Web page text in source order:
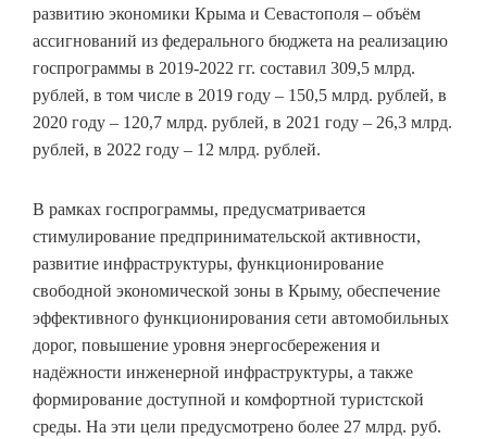
развитию экономики Крыма и Севастополя – объём
ассигнований из федерального бюджета на реализацию
госпрограммы в 2019-2022 гг. составил 309,5 млрд.
рублей, в том числе в 2019 году – 150,5 млрд. рублей, в
2020 году – 120,7 млрд. рублей, в 2021 году – 26,3 млрд.
рублей, в 2022 году – 12 млрд. рублей.
В рамках госпрограммы, предусматривается
стимулирование предпринимательской активности,
развитие инфраструктуры, функционирование
свободной экономической зоны в Крыму, обеспечение
эффективного функционирования сети автомобильных
дорог, повышение уровня энергосбережения и
надёжности инженерной инфраструктуры, а также
формирование доступной и комфортной туристской
среды. На эти цели предусмотрено более 27 млрд. руб.